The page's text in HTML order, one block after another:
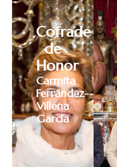
Carmita
Ferrández-
Villena
García
Cofrade
de
Honor